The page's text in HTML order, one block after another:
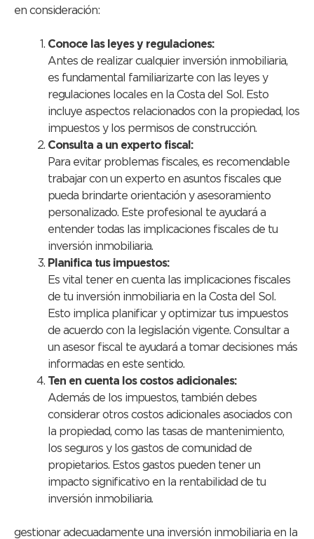
en consideración:
Conoce las leyes y regulaciones:
Antes de realizar cualquier inversión inmobiliaria,
es fundamental familiarizarte con las leyes y
regulaciones locales en la Costa del Sol. Esto
incluye aspectos relacionados con la propiedad, los
impuestos y los permisos de construcción.
Consulta a un experto fiscal:
Para evitar problemas fiscales, es recomendable
trabajar con un experto en asuntos fiscales que
pueda brindarte orientación y asesoramiento
personalizado. Este profesional te ayudará a
entender todas las implicaciones fiscales de tu
inversión inmobiliaria.
Planifica tus impuestos:
Es vital tener en cuenta las implicaciones fiscales
de tu inversión inmobiliaria en la Costa del Sol.
Esto implica planificar y optimizar tus impuestos
de acuerdo con la legislación vigente. Consultar a
un asesor fiscal te ayudará a tomar decisiones más
informadas en este sentido.
Ten en cuenta los costos adicionales:
Además de los impuestos, también debes
considerar otros costos adicionales asociados con
la propiedad, como las tasas de mantenimiento,
los seguros y los gastos de comunidad de
propietarios. Estos gastos pueden tener un
impacto significativo en la rentabilidad de tu
inversión inmobiliaria.
gestionar adecuadamente una inversión inmobiliaria en la